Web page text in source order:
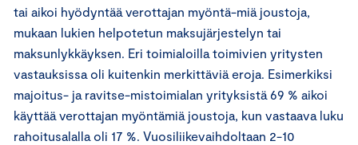
tai aikoi hyödyntää verottajan myöntä-miä joustoja,
mukaan lukien helpotetun maksujärjestelyn tai
maksunlykkäyksen. Eri toimialoilla toimivien yritysten
vastauksissa oli kuitenkin merkittäviä eroja. Esimerkiksi
majoitus- ja ravitse-mistoimialan yrityksistä 69 % aikoi
käyttää verottajan myöntämiä joustoja, kun vastaava luku
rahoitusalalla oli 17 %. Vuosiliikevaihdoltaan 2-10